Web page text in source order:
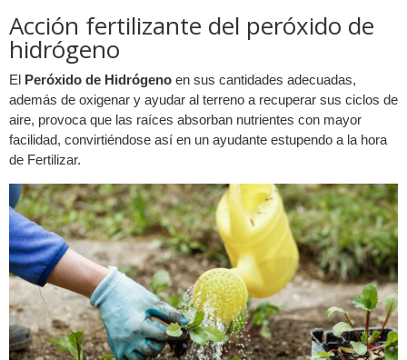
Acción fertilizante del peróxido de
hidrógeno
El Peróxido de Hidrógeno en sus cantidades adecuadas,
además de oxigenar y ayudar al terreno a recuperar sus ciclos de
aire, provoca que las raíces absorban nutrientes con mayor
facilidad, convirtiéndose así en un ayudante estupendo a la hora
de Fertilizar.